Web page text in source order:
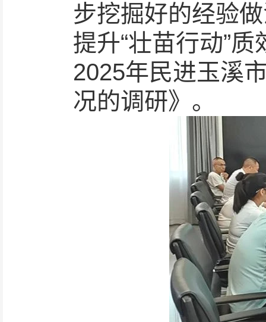
步挖掘好的经验
提升“壮苗行动”
2025年民进玉溪
况的调研》。